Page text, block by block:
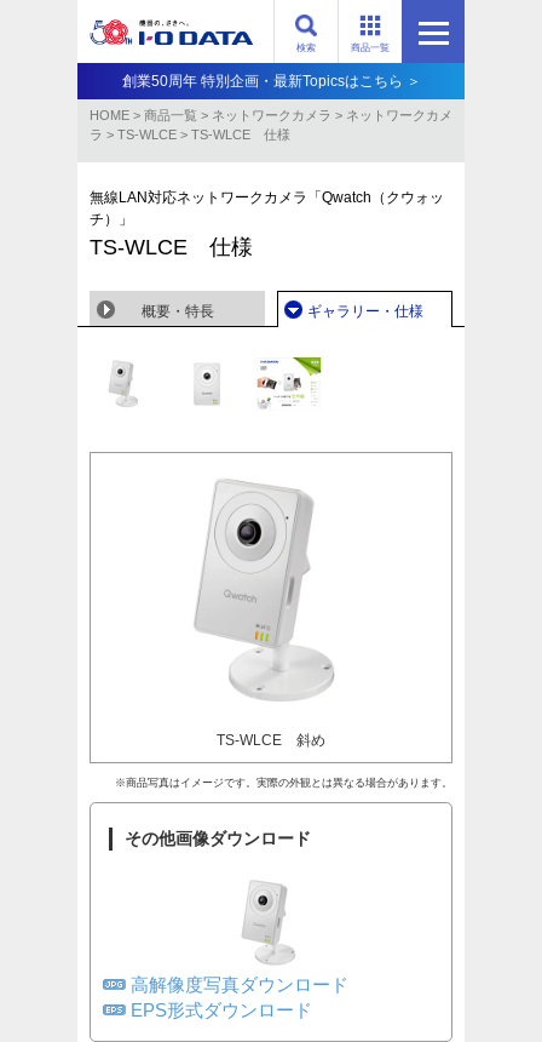
商品一覧
検索
創業50周年 特別企画・最新Topicsはこちら ＞
HOME > 商品一覧 > ネットワークカメラ > ネットワークカメ
ラ > TS-WLCE > TS-WLCE 仕様
無線LAN対応ネットワークカメラ「Qwatch（クウォッ
チ）」
TS-WLCE 仕様
概要・特長 ギャラリー・仕様
TS-WLCE 斜め
※商品写真はイメージです。実際の外観とは異なる場合があります。
その他画像ダウンロード
高解像度写真ダウンロード
EPS形式ダウンロード